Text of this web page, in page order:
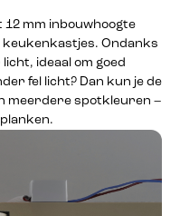
12 mm inbouwhoogte
Ondanks
ideaal om goed
fel licht? Dan kun je de
meerdere spotkleuren –